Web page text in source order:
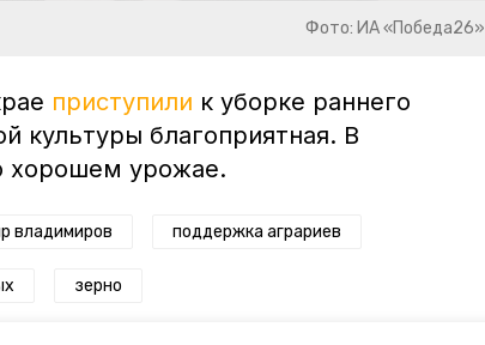
Фото: ИА «Победа26»
приступили к уборке раннего
культуры благоприятная. В
хорошем урожае.
владимиров поддержка аграриев
зерно